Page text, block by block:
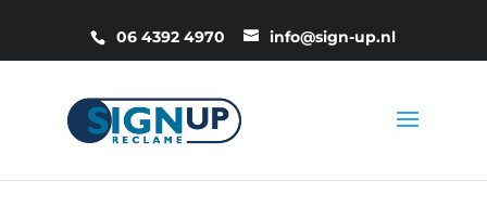
06 4392 4970 info@sign-up.nl